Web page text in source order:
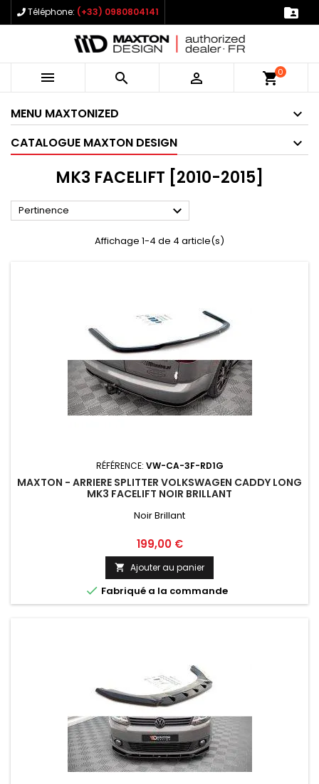
Téléphone: (+33) 0980804141 
   shopping_cart0
MENU MAXTONIZED
CATALOGUE MAXTON DESIGN
MK3 FACELIFT [2010-2015]
Pertinence 
Affichage 1-4 de 4 article(s)
RÉFÉRENCE: VW-CA-3F-RD1G
MAXTON - ARRIERE SPLITTER VOLKSWAGEN CADDY LONG
MK3 FACELIFT NOIR BRILLANT
Noir Brillant
Prix
199,00 €
 Ajouter au panier
 Fabriqué a la commande